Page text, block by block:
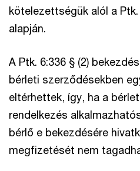
kötelezettségük alól a
alapján.
A Ptk. 6:336 § (2)
bérleti szerződésekben
eltérhettek, így, ha a
rendelkezés
bérlő e bekezdésére
megfizetését nem